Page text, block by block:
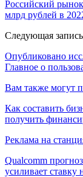
Российский
млрд рублей в
Следующая запись
Опубликовано
Главное о
Вам также могут
Как составить
получить
Реклама на
Qualcomm
усиливает ставку